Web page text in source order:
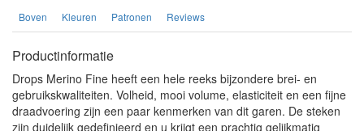
Boven Kleuren Patronen Reviews
Productinformatie
Drops Merino Fine heeft een hele reeks bijzondere brei- en
gebruikskwaliteiten. Volheid, mooi volume, elasticiteit en een fijne
draadvoering zijn een paar kenmerken van dit garen. De steken
zijn duidelijk gedefinieerd en u krijgt een prachtig gelijkmatig